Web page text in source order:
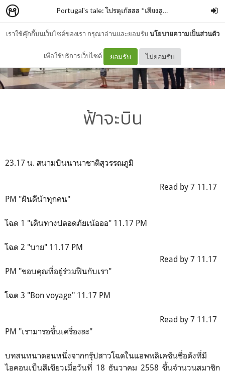
เราใช้คุ๊กกี้บนเว็บไซต์ของเรา กรุณาอ่านและยอมรับนโยบายความเป็นส่วนตัว
เพื่อใช้บริการเว็บไซต์ ยอมรับ ไม่ยอมรับ
Portugal's tale: โปรตุเก๊สสส *เสียงสูง– wanderlust_tk
ฟ้าจะบิน
23.17 น. สนามบินนานาชาติสุวรรณภูมิ
Read by 7 11.17
PM "ฝันดีน้าทุกคน"
โฉด 1 "เดินทางปลอดภัยเน้อออ" 11.17 PM
โฉด 2 "บาย" 11.17 PM
Read by 7 11.17
PM "ขอบคุณที่อยู่ร่วมฟินกับเรา"
โฉด 3 "Bon voyage" 11.17 PM
Read by 7 11.17
PM "เรามารอขึ้นเครื่องละ"
บทสนทนาตอนหนึ่งจากกรุ๊ปสาวโฉดในแอพพลิเคชันชื่อดังที่มี
ไอคอนเป็นสีเขียวเมื่อวันที่ 18 ธันวาคม 2558 ขึ้นจำนวนสมาชิก